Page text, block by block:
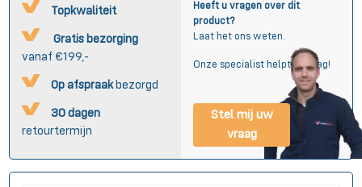
Topkwaliteit
Gratis bezorging
vanaf €199,-
Op afspraak bezorgd
30 dagen
retourtermijn
Heeft u vragen over dit
product?
Laat het ons weten.
Onze specialist helpt u graag!
Stel mij uw
vraag